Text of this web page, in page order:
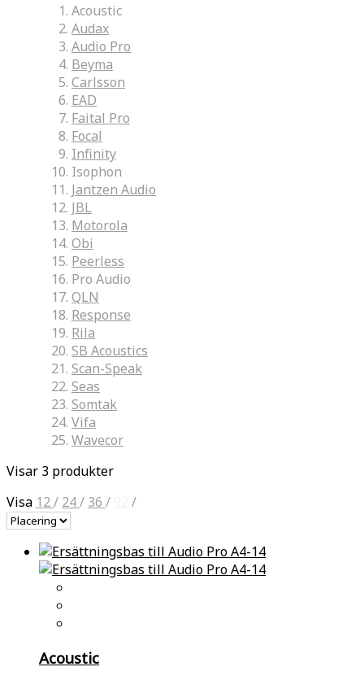
Acoustic
Audax
Audio Pro
Beyma
Carlsson
EAD
Faital Pro
Focal
Infinity
Isophon
Jantzen Audio
JBL
Motorola
Obi
Peerless
Pro Audio
QLN
Response
Rila
SB Acoustics
Scan-Speak
Seas
Somtak
Vifa
Wavecor
Visar 3 produkter
Visa 12/ 24/ 36 / /
Acoustic